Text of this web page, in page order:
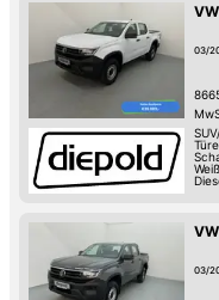
03/
03/